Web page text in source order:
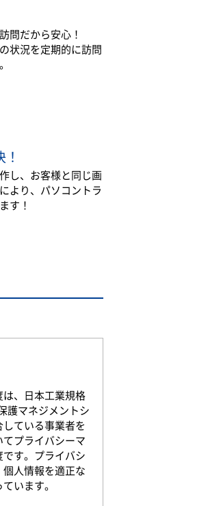
問だから安心！
状況を定期的に訪問
し、お客様と同じ画
より、パソコントラ
す！
、日本工業規格
護マネジメントシ
ている事業者を
プライバシーマ
す。プライバシ
人情報を適正な
います。